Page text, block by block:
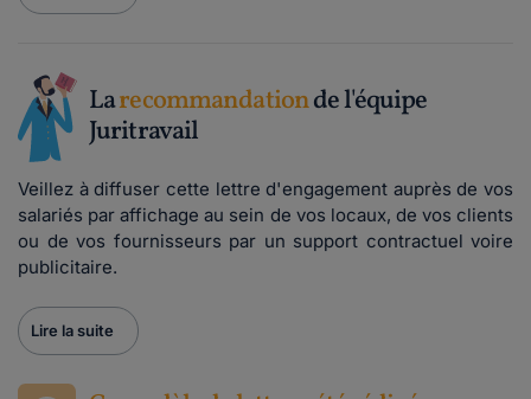
Larecommandationde l'équipe
Juritravail
Veillez à diffuser cette lettre d'engagement auprès de vos
salariés par affichage au sein de vos locaux, de vos clients
ou de vos fournisseurs par un support contractuel voire
publicitaire.
Lire la suite